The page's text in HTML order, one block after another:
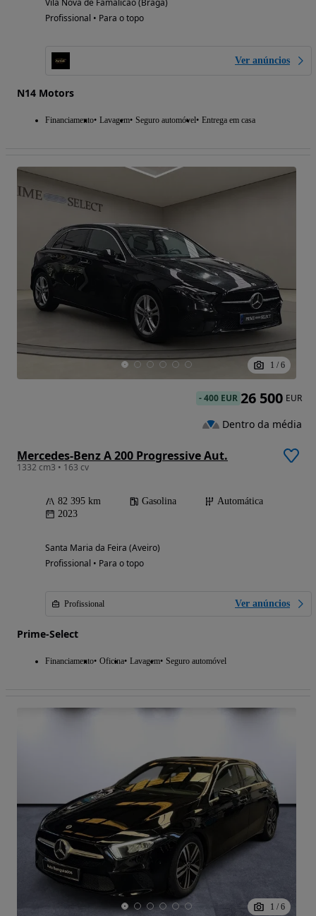
Vila Nova de Famalicão (Braga)
Profissional • Para o topo
Ver anúncios
N14 Motors
Financiamento Lavagem Seguro automóvel Entrega em casa
1 / 6
Mercedes-Benz A 200 Progressive Aut.
1332 cm3 • 163 cv
82 395 km Gasolina
Automática
2023
Santa Maria da Feira (Aveiro)
Profissional • Para o topo
Profissional Ver anúncios
Prime-Select
Financiamento Oficina Lavagem Seguro automóvel
-400 EUR 26 500 EUR
Dentro da média
1 / 6